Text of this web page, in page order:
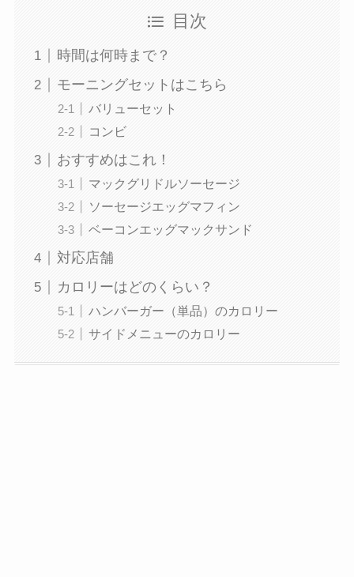
目次
時間は何時まで？
モーニングセットはこちら
バリューセット
コンビ
おすすめはこれ！
マックグリドルソーセージ
ソーセージエッグマフィン
ベーコンエッグマックサンド
対応店舗
カロリーはどのくらい？
ハンバーガー（単品）のカロリー
サイドメニューのカロリー